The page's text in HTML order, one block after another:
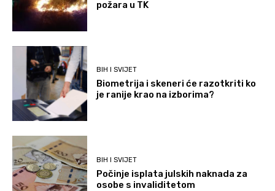
požara u TK
BIH I SVIJET
Biometrija i skeneri će razotkriti ko
je ranije krao na izborima?
BIH I SVIJET
Počinje isplata julskih naknada za
osobe s invaliditetom